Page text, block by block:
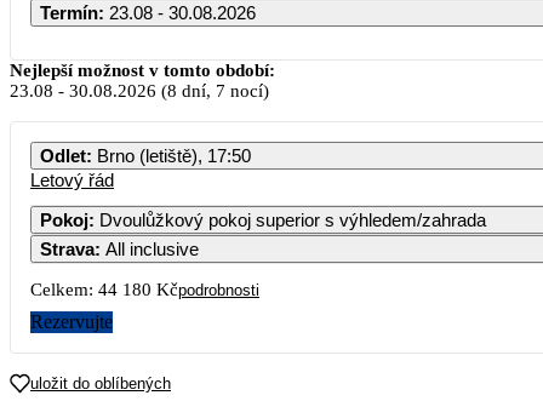
Termín: 23.08 - 30.08.2026
Nejlepší možnost v tomto období:
23.08 - 30.08.2026 (8 dní, 7 nocí)
Odlet: Brno (letiště), 17:50
Letový řád
Pokoj: Dvoulůžkový pokoj superior s výhledem/zahrada
Strava: All inclusive
Celkem: 44 180 Kčpodrobnosti
Rezervujte
uložit do oblíbených